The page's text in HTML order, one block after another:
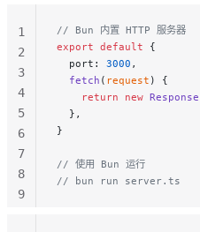
// Bun 内置 HTTP 服务器
export default {
  port:
3000 ,
  fetch
( request ) {
    return
new Response
  },
}
// 使用 Bun 运行
// bun run server.ts
1
2
3
4
5
6
7
8
9